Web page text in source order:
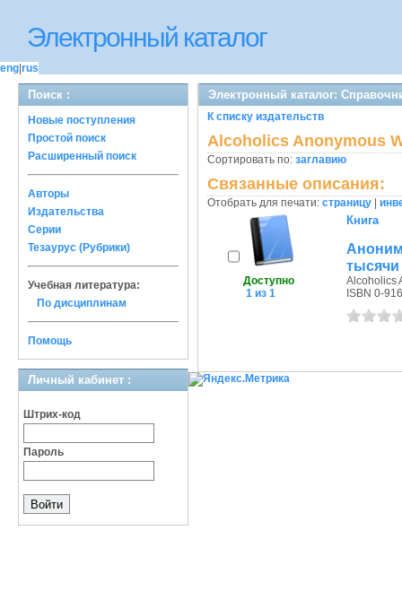
Электронный каталог
eng rus
Поиск :
Новые поступления
Простой поиск
Расширенный поиск
Авторы
Издательства
Серии
Тезаурус (Рубрики)
Учебная литература:
По дисциплинам
Помощь
Личный кабинет :
Штрих-код
Пароль
Электронный каталог:
К списку издательств
Alcoholics Anonymous
Сортировать по: заглавию
Связанные описания:
Отобрать для печати: страницу
Доступно
1 из 1
Книга
Alcoholics
ISBN 0-